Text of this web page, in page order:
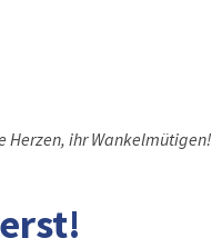
Herzen, ihr Wankelmütigen!